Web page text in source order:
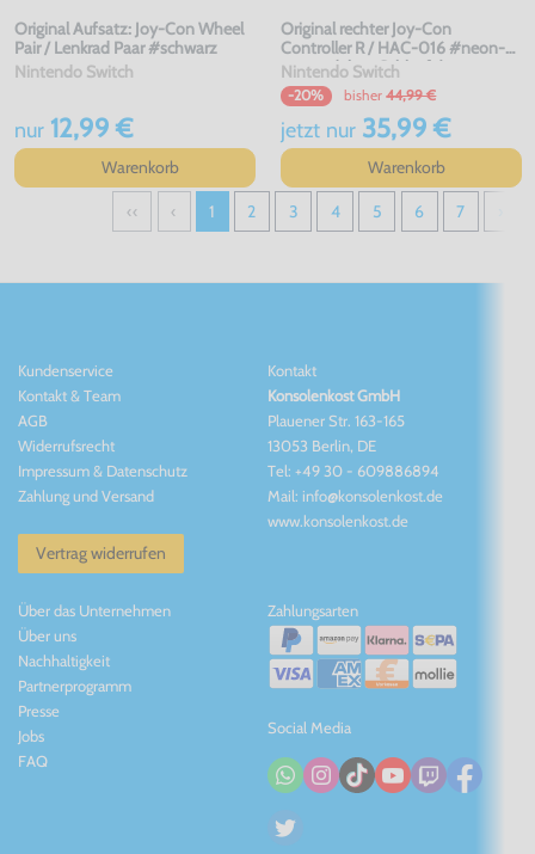
Original Aufsatz: Joy-Con Wheel
Pair / Lenkrad Paar #schwarz
Nintendo Switch
nur12,99 €
Warenkorb
Original rechter Joy-Con
Controller R / HAC-016 #neon-
orange (ohne Schlaufe)
Nintendo Switch
-20% bisher 44,99 €
jetzt nur35,99 €
Warenkorb
‹‹ ‹ 1 2 3 4 5 6 7
Kundenservice
Kontakt & Team
AGB
Widerrufsrecht
Impressum & Datenschutz
Zahlung und Versand
Vertrag widerrufen
Kontakt
Konsolenkost GmbH
Plauener Str. 163-165
13053 Berlin, DE
Tel: +49 30 - 609886894
Mail: info@konsolenkost.de
www.konsolenkost.de
Über das Unternehmen
Über uns
Nachhaltigkeit
Partnerprogramm
Presse
Jobs
FAQ
Zahlungsarten
Social Media